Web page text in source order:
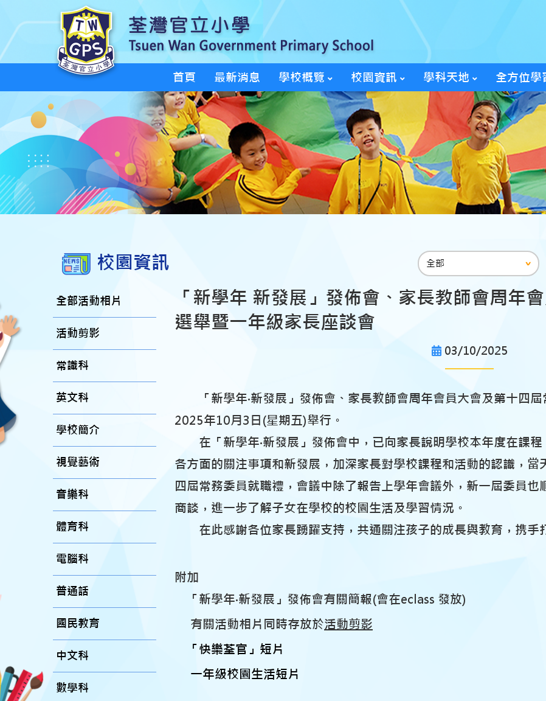
首頁 最新消息 學校概覽 校園資訊 學科天地 全方位學
校園資訊
全部活動相片
活動剪影
常識科
英文科
學校簡介
視覺藝術
音樂科
體育科
電腦科
普通話
國民教育
中文科
數學科
「新學年 新發展」發佈會、家長教師會周年
選舉暨一年級家長座談會
03/10/2025
「新學年‧新發展」發佈會、家長教師會周年會員大會及第十四屆
2025年10月3日(星期五)舉行。
在「新學年‧新發展」發佈會中，已向家長說明學校本年度在課程
各方面的關注事項和新發展，加深家長對學校課程和活動的認識，
四屆常務委員就職禮，會議中除了報告上學年會議外，新一屆委員
商談，進一步了解子女在學校的校園生活及學習情況。
在此感謝各位家長踴躍支持，共通關注孩子的成長與教育，携手
附加
「新學年‧新發展」發佈會有關簡報(會在eclass 發放)
有關活動相片同時存放於活動剪影
「快樂荃官」短片
一年級校園生活短片